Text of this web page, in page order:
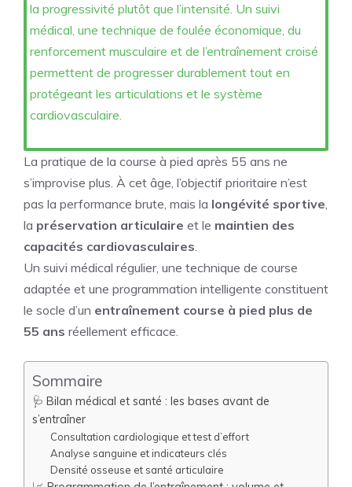
la progressivité plutôt que l’intensité. Un suivi
médical, une technique de foulée économique, du
renforcement musculaire et de l’entraînement croisé
permettent de progresser durablement tout en
protégeant les articulations et le système
cardiovasculaire.
La pratique de la course à pied après 55 ans ne
s’improvise plus. À cet âge, l’objectif prioritaire n’est
pas la performance brute, mais la longévité sportive,
la préservation articulaire et le maintien des
capacités cardiovasculaires.
Un suivi médical régulier, une technique de course
adaptée et une programmation intelligente constituent
le socle d’un entraînement course à pied plus de
55 ans réellement efficace.
Sommaire
🩺 Bilan médical et santé : les bases avant de
s’entraîner
Consultation cardiologique et test d’effort
Analyse sanguine et indicateurs clés
Densité osseuse et santé articulaire